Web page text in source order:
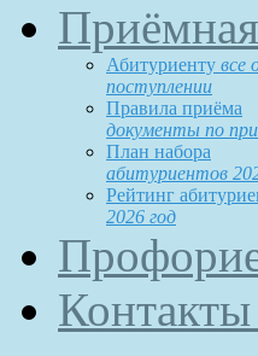
Абитуриенту все
поступлении
Правила приёма
документы по
План набора
абитуриентов
Рейтинг
2026 год
Контакты